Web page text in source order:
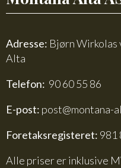
Adresse: Bjørn Wirkolas
Alta
Telefon: 90 60 55 86
E-post: post@montana-
Foretaksregisteret: 981
Alle priser er inklusive